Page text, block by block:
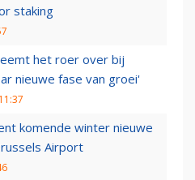
staking
het roer over bij
nieuwe fase van groei'
komende winter nieuwe
Airport